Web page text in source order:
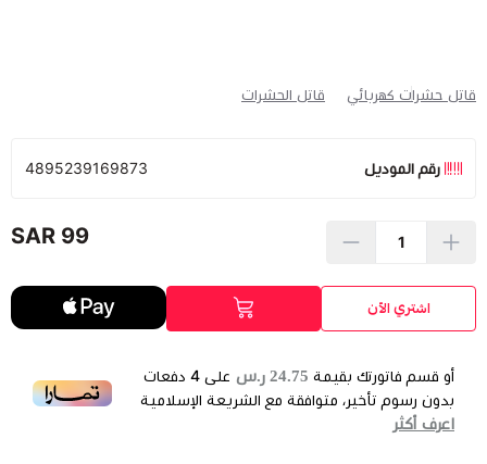
قاتل حشرات كهربائي قاتل الحشرات
رقم الموديل 4895239169873
99 SAR
اشتري الآن
أو قسم فاتورتك بقيمة24.75 ر.س على 4دفعات
بدون رسوم تأخير، متوافقة مع الشريعة الإسلامية
اعرف أكثر